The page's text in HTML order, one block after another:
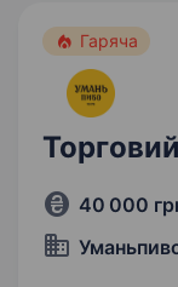
Гаряча
40 000